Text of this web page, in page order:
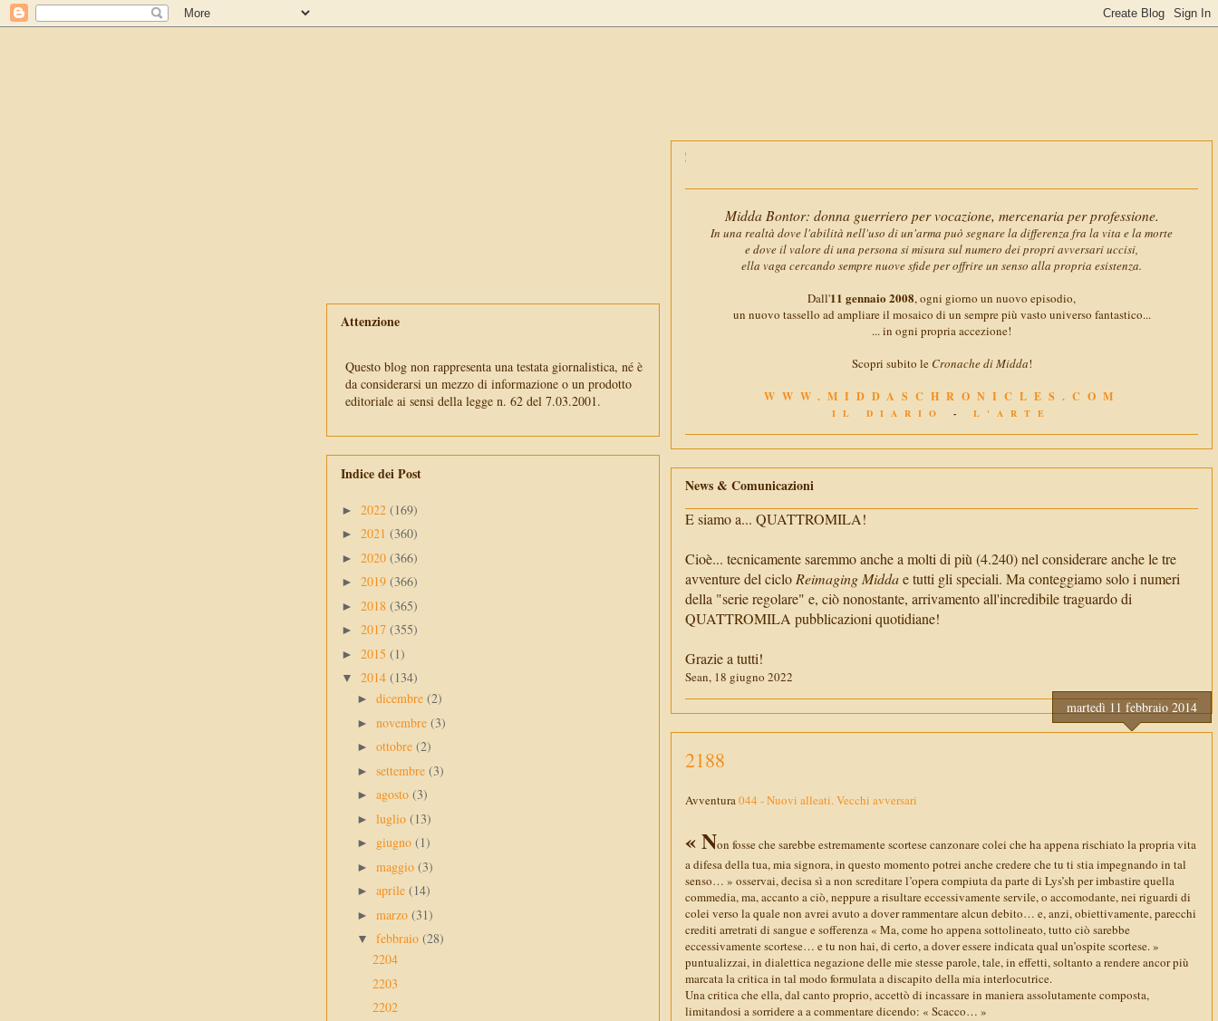
Midda Bontor: donna guerriero per vocazione, mercenaria per professione.
In una realtà dove l'abilità nell'uso di un'arma può segnare la differenza fra la vita e la morte
e dove il valore di una persona si misura sul numero dei propri avversari uccisi,
ella vaga cercando sempre nuove sfide per offrire un senso alla propria esistenza.
Dall'11 gennaio 2008, ogni giorno un nuovo episodio,
un nuovo tassello ad ampliare il mosaico di un sempre più vasto universo fantastico...
... in ogni propria accezione!
Scopri subito le Cronache di Midda!
WWW.MIDDASCHRONICLES.COM
IL DIARIO - L'ARTE
News & Comunicazioni
E siamo a... QUATTROMILA!
Cioè... tecnicamente saremmo anche a molti di più (4.240) nel considerare anche le tre
avventure del cicloReimaging Middae tutti gli speciali. Ma conteggiamo solo i numeri
della "serie regolare" e, ciò nonostante, arrivamento all'incredibile traguardo di
QUATTROMILA pubblicazioni quotidiane!
Grazie a tutti!
Sean, 18 giugno 2022
martedì 11 febbraio 2014
2188
Avventura044 - Nuovi alleati. Vecchi avversari
« Non fosse che sarebbe estremamente scortese canzonare colei che ha appena rischiato la propria vita
a difesa della tua, mia signora, in questo momento potrei anche credere che tu ti stia impegnando in tal
senso… » osservai, decisa sì a non screditare l’opera compiuta da parte di Lys’sh per imbastire quella
commedia, ma, accanto a ciò, neppure a risultare eccessivamente servile, o accomodante, nei riguardi di
colei verso la quale non avrei avuto a dover rammentare alcun debito… e, anzi, obiettivamente, parecchi
crediti arretrati di sangue e sofferenza « Ma, come ho appena sottolineato, tutto ciò sarebbe
eccessivamente scortese… e tu non hai, di certo, a dover essere indicata qual un’ospite scortese. »
puntualizzai, in dialettica negazione delle mie stesse parole, tale, in effetti, soltanto a rendere ancor più
marcata la critica in tal modo formulata a discapito della mia interlocutrice.
Una critica che ella, dal canto proprio, accettò di incassare in maniera assolutamente composta,
limitandosi a sorridere a a commentare dicendo: « Scacco… »
Attenzione
Questo blog non rappresenta una testata giornalistica, né è
da considerarsi un mezzo di informazione o un prodotto
editoriale ai sensi della legge n. 62 del 7.03.2001.
Indice dei Post
► 2022 (169)
► 2021 (360)
► 2020 (366)
► 2019 (366)
► 2018 (365)
► 2017 (355)
► 2015 (1)
▼ 2014 (134)
► dicembre (2)
► novembre (3)
► ottobre (2)
► settembre (3)
► agosto (3)
► luglio (13)
► giugno (1)
► maggio (3)
► aprile (14)
► marzo (31)
▼ febbraio (28)
2204
2203
2202